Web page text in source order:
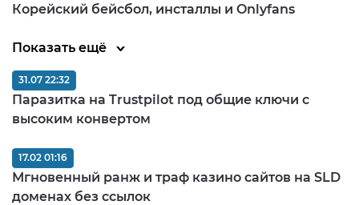
Корейский бейсбол, инсталлы и Onlyfans
Показать ещё
Паразитка на Trustpilot под общие ключи с
высоким конвертом
31.07 22:32
Мгновенный ранж и траф казино сайтов на SLD
доменах без ссылок
17.02 01:16